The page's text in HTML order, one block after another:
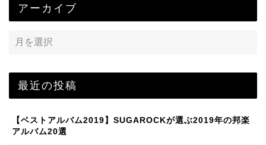
アーカイブ
最近の投稿
【ベストアルバム2019】SUGAROCKが選ぶ2019年の邦楽
アルバム20選